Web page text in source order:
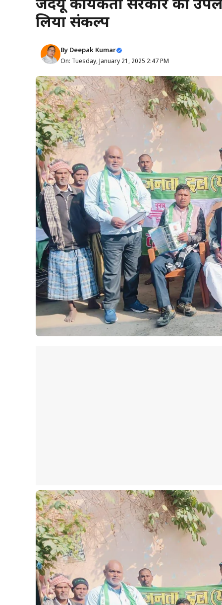
जदयू कार्यकर्ता सरकार की
लिया संकल्प
By Deepak Kumar
On: Tuesday, January 21, 2025 2:47 PM